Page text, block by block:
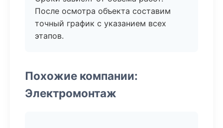
После осмотра объекта составим
точный график с указанием всех
этапов.
Похожие компании:
Электромонтаж